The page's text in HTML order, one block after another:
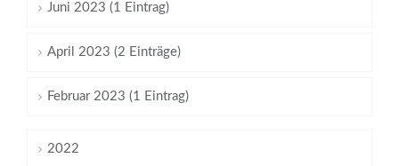
Juni 2023 (1 Eintrag)
April 2023 (2 Einträge)
Februar 2023 (1 Eintrag)
2022